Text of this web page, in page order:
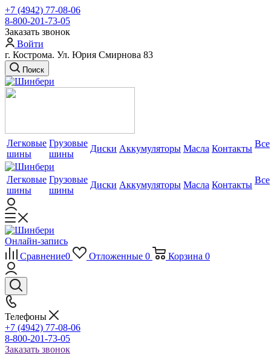
+7 (4942) 77-08-06
8-800-201-73-05
Заказать звонок
Войти
г. Кострома. Ул. Юрия Смирнова 83
Поиск
Легковые
шины
Грузовые
шины
Диски Аккумуляторы Масла Контакты Все
Легковые
шины
Грузовые
шины
Диски Аккумуляторы Масла Контакты Все
Онлайн-запись
Сравнение0 Отложенные 0 Корзина 0
Телефоны
+7 (4942) 77-08-06
8-800-201-73-05
Заказать звонок